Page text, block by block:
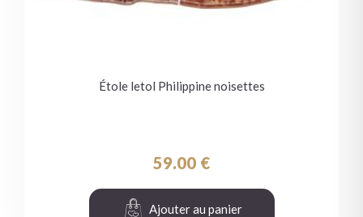
Étole letol Philippine noisettes
59.00 €
Ajouter au panier